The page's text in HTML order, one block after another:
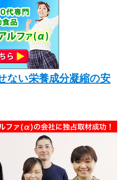
ない栄養成分凝縮の安